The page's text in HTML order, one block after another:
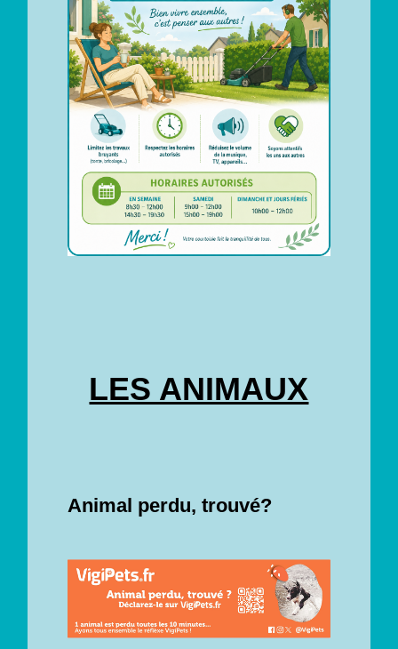
LES ANIMAUX
Animal perdu, trouvé?